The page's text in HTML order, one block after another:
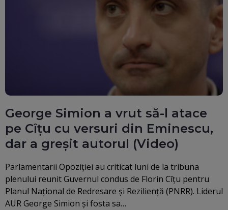
George Simion a vrut să-l atace
pe Cîțu cu versuri din Eminescu,
dar a greșit autorul (Video)
Parlamentarii Opoziției au criticat luni de la tribuna
plenului reunit Guvernul condus de Florin Cîțu pentru
Planul Naţional de Redresare şi Rezilienţă (PNRR). Liderul
AUR George Simion și fosta sa…